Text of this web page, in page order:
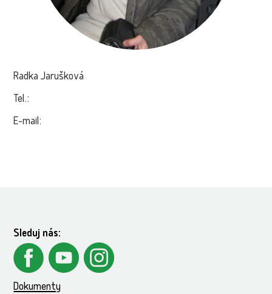
Radka Jarušková
Tel.:
E-mail:
Sleduj nás:
Dokumenty